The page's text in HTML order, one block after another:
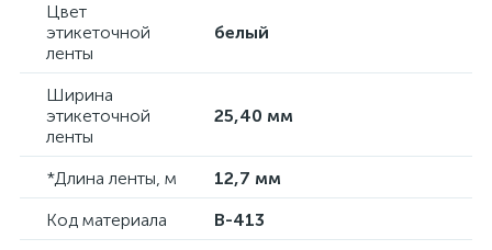
Цвет
этикеточной
ленты
белый
Ширина
этикеточной
ленты
25,40 мм
*Длина ленты, м
12,7 мм
Код материала
B-413